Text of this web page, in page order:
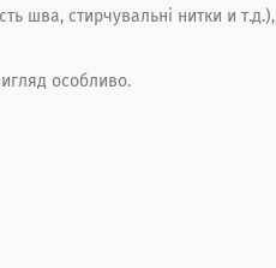
шва, стирчувальні нитки и т.д.),
особливо.